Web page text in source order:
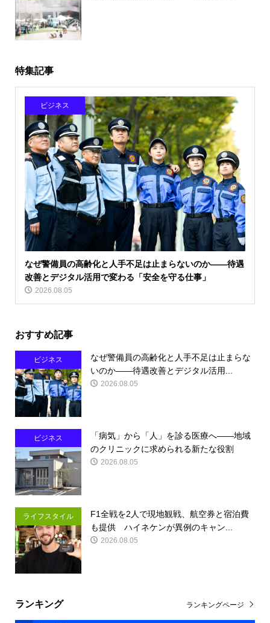
特集記事
ビジネス
なぜ警備員の高齢化と人手不足は止まらないのか――待遇
改善とデジタル活用で変わる「安全を守る仕事」
2026.08.05
おすすめ記事
ビジネス
なぜ警備員の高齢化と人手不足は止まらな
いのか――待遇改善とデジタル活用...
2026.08.05
ビジネス
「病気」から「人」を診る医療へ――地域
のクリニックに求められる新たな役割
2026.08.05
ライフスタイル
F1全戦を2人で現地観戦、航空券と宿泊費
も提供 ハイネケンが異例のキャン...
2026.08.05
ランキング ランキングページ